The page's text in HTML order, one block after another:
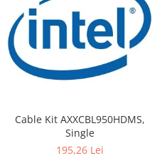
Cable Kit AXXCBL950HDMS,
Single
195,26 Lei